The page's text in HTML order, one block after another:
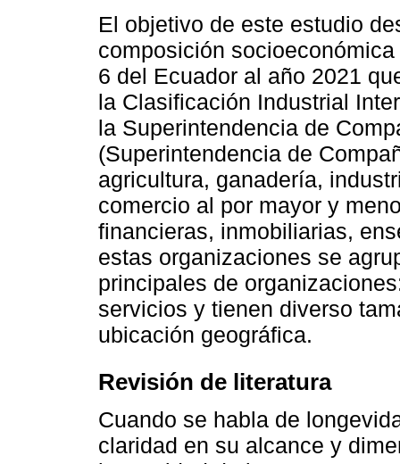
El objetivo de este estudio
composición
6 del Ecuador al año 2021
la Clasificación Industrial
la Superintendencia de
(Superintendencia de
agricultura, ganadería,
comercio al por mayor y
financieras, inmobiliarias,
estas organizaciones se
principales de
servicios y tienen diverso
ubicación geográfica.
Revisión de literatura
Cuando se habla de
claridad en su alcance y